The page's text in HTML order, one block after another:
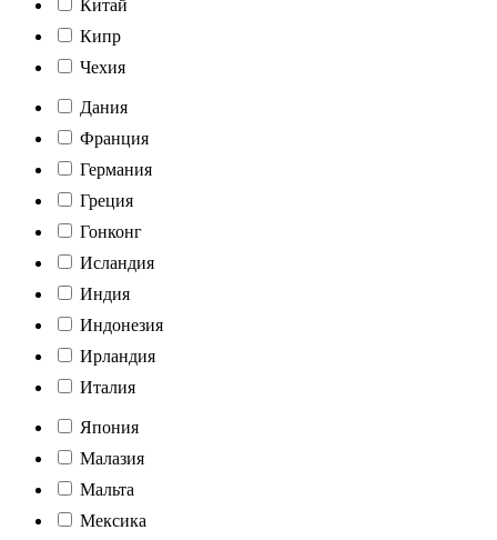
Китай
Кипр
Чехия
Дания
Франция
Германия
Греция
Гонконг
Исландия
Индия
Индонезия
Ирландия
Италия
Япония
Малазия
Мальта
Мексика